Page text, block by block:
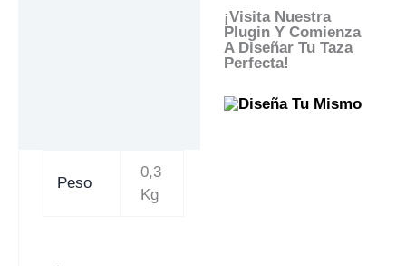
¡Visita Nuestra
Plugin Y Comienza
A Diseñar Tu Taza
Perfecta!
Peso
0,3
Kg